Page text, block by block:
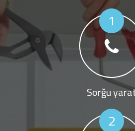
1
Sorğu
2